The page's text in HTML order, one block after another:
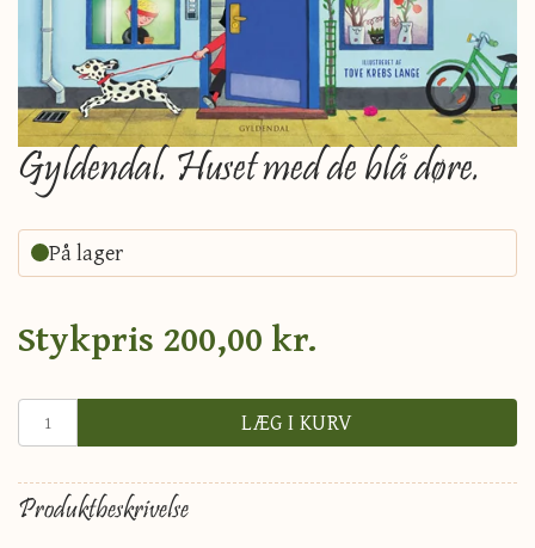
Gyldendal. Huset med de blå døre.
På lager
Stykpris 200,00 kr.
LÆG I KURV
Produktbeskrivelse